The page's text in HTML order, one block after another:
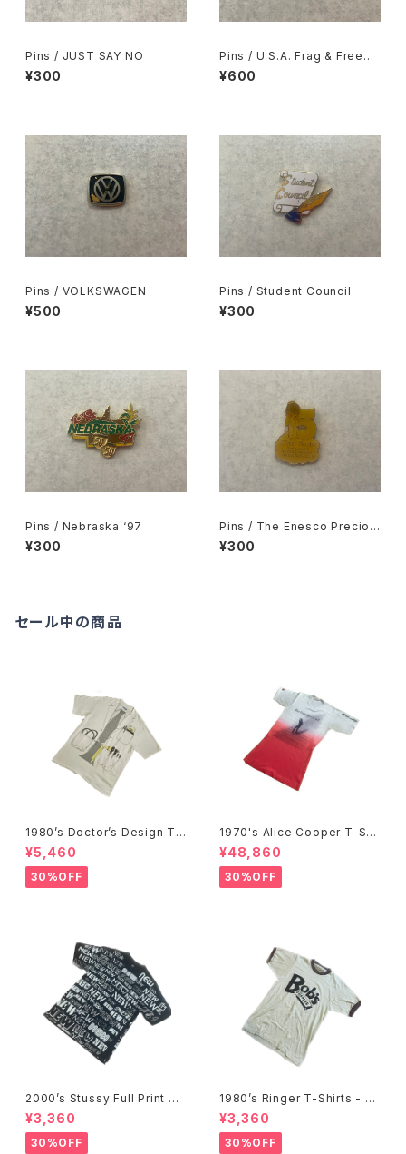
Pins / JUST SAY NO
¥300
Pins / U.S.A. Frag & Freem
ason’s Frag
¥600
Pins / VOLKSWAGEN
¥500
Pins / Student Council
¥300
Pins / Nebraska ‘97
¥300
Pins / The Enesco Preciou
s Moments Collectors Clu
b 5 year Member
¥300
セール中の商品
1980’s Doctor’s Design Tr
ompe-l'œil T-Shirts -1980
年代 騙し絵Tシャツ-
¥5,460
30%OFF
1970's Alice Cooper T-Shi
rts -1970年代 アリス・クーパ
ーTシャツ-
¥48,860
30%OFF
2000’s Stussy Full Print T-
Shirts -2000年代 ステューシ
ー フルプリントTシャツ-
¥3,360
30%OFF
1980’s Ringer T-Shirts - 19
80年代 リンガーTシャツ-
¥3,360
30%OFF